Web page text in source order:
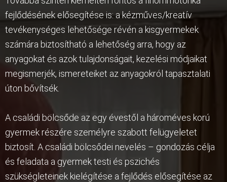
fejlődésének elősegítése is: a kézműves/kreatív
tevékenységes lehetősége révén a kisgyermekek
számára biztosítható a lehetőség arra, hogy az
anyagokat és azok tulajdonságait, kezelési módjaikat
megismerjék, ismereteiket az anyagokról tapasztalati
úton bővítsék.
A családi bölcsőde az egy évestől a hároméves korú
gyermek részére személyre szabott felügyeletet
biztosít. A családi bölcsődei nevelés – gondozás célja
és feladata a gyermek testi és pszichés
szükségleteinek kielégítése a fejlődés elősegítése az